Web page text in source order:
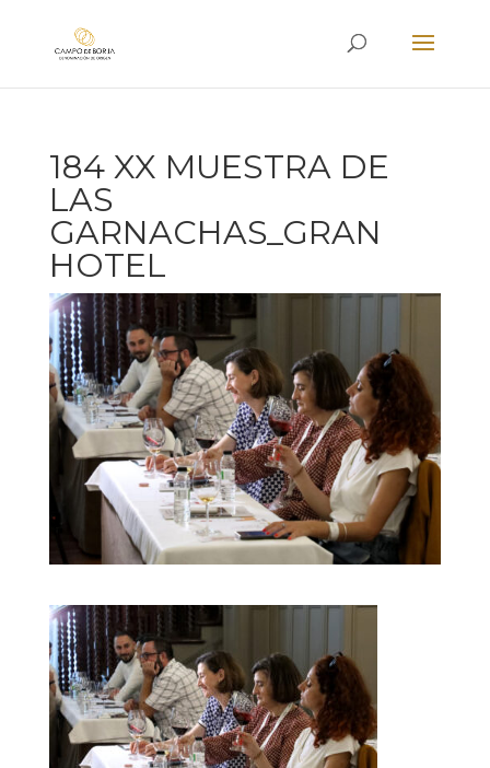
184 XX MUESTRA DE
LAS
GARNACHAS_GRAN
HOTEL